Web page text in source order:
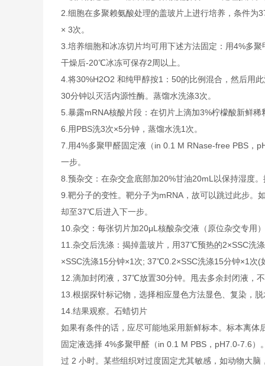
2.细胞在多聚赖氨酸处理的盖玻片上进行培养，条件
× 3次。
3.培养细胞和冰冻切片均可用下述方法固定：用4%多
干燥后-20℃冰冻可保存2周以上。
4.将30%H2O2 和纯甲醇按1：50的比例混合，然后用
30分钟以灭活内源性酶。蒸馏水洗涤3次。
5.暴露mRNA核酸片段：在切片上滴加3%柠檬酸新鲜
6.用PBS洗3次×5分钟，蒸馏水洗1次。
7.用4%多聚甲醛固定液（in 0.1 M RNase-free PBS，
一步。
8.预杂交：在杂交盒底部加20%甘油20mL以保持湿度
9.靶分子的变性。靶分子为mRNA，故可以跳过此步
却至37℃后进入下一步。
10.杂交：每张切片加20μL核酸杂交液（原位杂交专用
11.杂交后洗涤：揭掉盖玻片，用37℃预热的2×SSC洗
×SSC洗涤15分钟×1次; 37℃0.2×SSC洗涤15分钟×1次
12.滴加封闭液，37℃放置30分钟。甩去多余封闭液，
13.根据探针标记物，选择相应显色方法显色、复染，
14.结果观察。石蜡切片
如果有条件的话，应尽可能地采用新鲜标本。标本离体
固定液选择 4%多聚甲醛（in 0.1 M PBS，pH7.0-7.6
过 2 小时。某些组织对过度固定尤其敏感，如动物大